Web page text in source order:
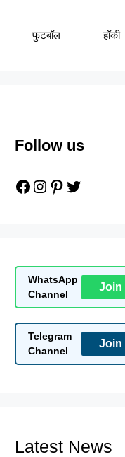
फुटबॉल हॉकी
Follow us
Facebook
Instagram
Pinterest
Twitter
WhatsApp
Channel
Join
Telegram
Channel
Join
Latest News